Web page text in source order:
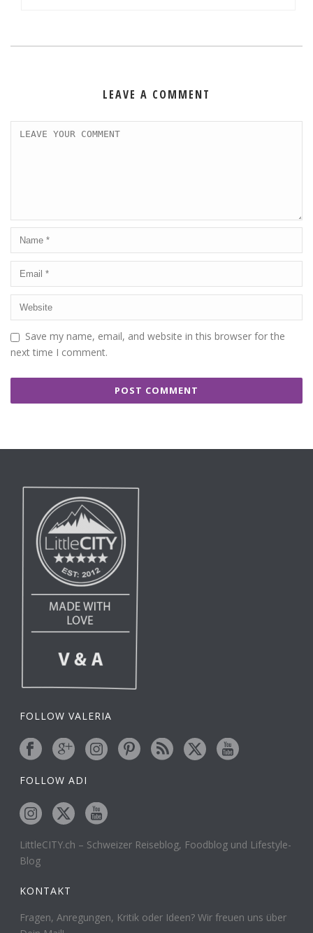
LEAVE A COMMENT
Save my name, email, and website in this browser for the
next time I comment.
FOLLOW VALERIA
FOLLOW ADI
LittleCITY.ch – Schweizer Reiseblog, Foodblog und Lifestyle-
Blog
KONTAKT
Fragen, Anregungen, Kritik oder Ideen? Wir freuen uns über